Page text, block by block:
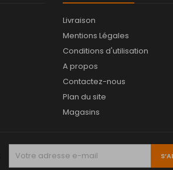
Livraison
Mentions Légales
Conditions d'utilisation
A propos
Contactez-nous
Plan du site
Magasins